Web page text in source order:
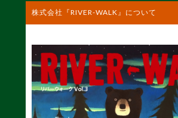
株式会社『RIVER-WALK』について